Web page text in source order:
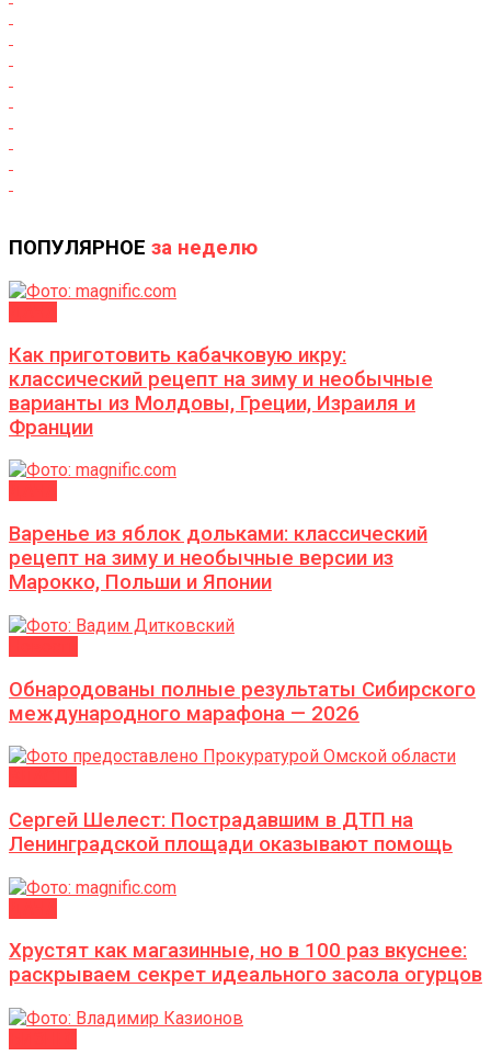
ПОПУЛЯРНОЕ за неделю
Как приготовить кабачковую икру:
классический рецепт на зиму и необычные
варианты из Молдовы, Греции, Израиля и
Франции
Варенье из яблок дольками: классический
рецепт на зиму и необычные версии из
Марокко, Польши и Японии
Обнародованы полные результаты Сибирского
международного марафона — 2026
Сергей Шелест: Пострадавшим в ДТП на
Ленинградской площади оказывают помощь
Хрустят как магазинные, но в 100 раз вкуснее:
раскрываем секрет идеального засола огурцов